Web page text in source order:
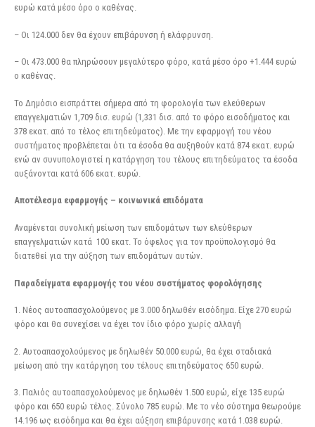
ευρώ κατά μέσο όρο ο καθένας.
– Οι 124.000 δεν θα έχουν επιβάρυνση ή ελάφρυνση.
– Οι 473.000 θα πληρώσουν μεγαλύτερο φόρο, κατά μέσο όρο +1.444 ευρώ
ο καθένας.
Το Δημόσιο εισπράττει σήμερα από τη φορολογία των ελεύθερων
επαγγελματιών 1,709 δισ. ευρώ (1,331 δισ. από το φόρο εισοδήματος και
378 εκατ. από το τέλος επιτηδεύματος). Με την εφαρμογή του νέου
συστήματος προβλέπεται ότι τα έσοδα θα αυξηθούν κατά 874 εκατ. ευρώ
ενώ αν συνυπολογιστεί η κατάργηση του τέλους επιτηδεύματος τα έσοδα
αυξάνονται κατά 606 εκατ. ευρώ.
Αποτέλεσμα εφαρμογής – κοινωνικά επιδόματα
Αναμένεται συνολική μείωση των επιδομάτων των ελεύθερων
επαγγελματιών κατά 100 εκατ. Το όφελος για τον προϋπολογισμό θα
διατεθεί για την αύξηση των επιδομάτων αυτών.
Παραδείγματα εφαρμογής του νέου συστήματος φορολόγησης
1. Νέος αυτοαπασχολούμενος με 3.000 δηλωθέν εισόδημα. Είχε 270 ευρώ
φόρο και θα συνεχίσει να έχει τον ίδιο φόρο χωρίς αλλαγή
2. Αυτοαπασχολούμενος με δηλωθέν 50.000 ευρώ, θα έχει σταδιακά
μείωση από την κατάργηση του τέλους επιτηδεύματος 650 ευρώ.
3. Παλιός αυτοαπασχολούμενος με δηλωθέν 1.500 ευρώ, είχε 135 ευρώ
φόρο και 650 ευρώ τέλος. Σύνολο 785 ευρώ. Με το νέο σύστημα θεωρούμε
14.196 ως εισόδημα και θα έχει αύξηση επιβάρυνσης κατά 1.038 ευρώ.